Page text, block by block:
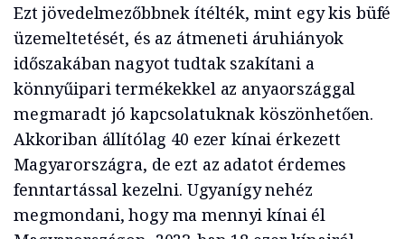
Ezt jövedelmezőbbnek ítélték, mint egy kis büfé
üzemeltetését, és az átmeneti áruhiányok
időszakában nagyot tudtak szakítani a
könnyűipari termékekkel az anyaországgal
megmaradt jó kapcsolatuknak köszönhetően.
Akkoriban állítólag 40 ezer kínai érkezett
Magyarországra, de ezt az adatot érdemes
fenntartással kezelni. Ugyanígy nehéz
megmondani, hogy ma mennyi kínai él